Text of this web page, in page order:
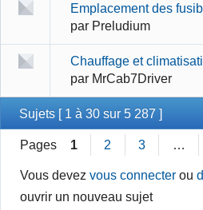
Emplacement des
par Preludium
Chauffage et
par MrCab7Driver
Sujets [ 1 à 30 sur 5 287 ]
Pages 1 2 3 …
Vous devezvous connecter ou
ouvrir un nouveau sujet